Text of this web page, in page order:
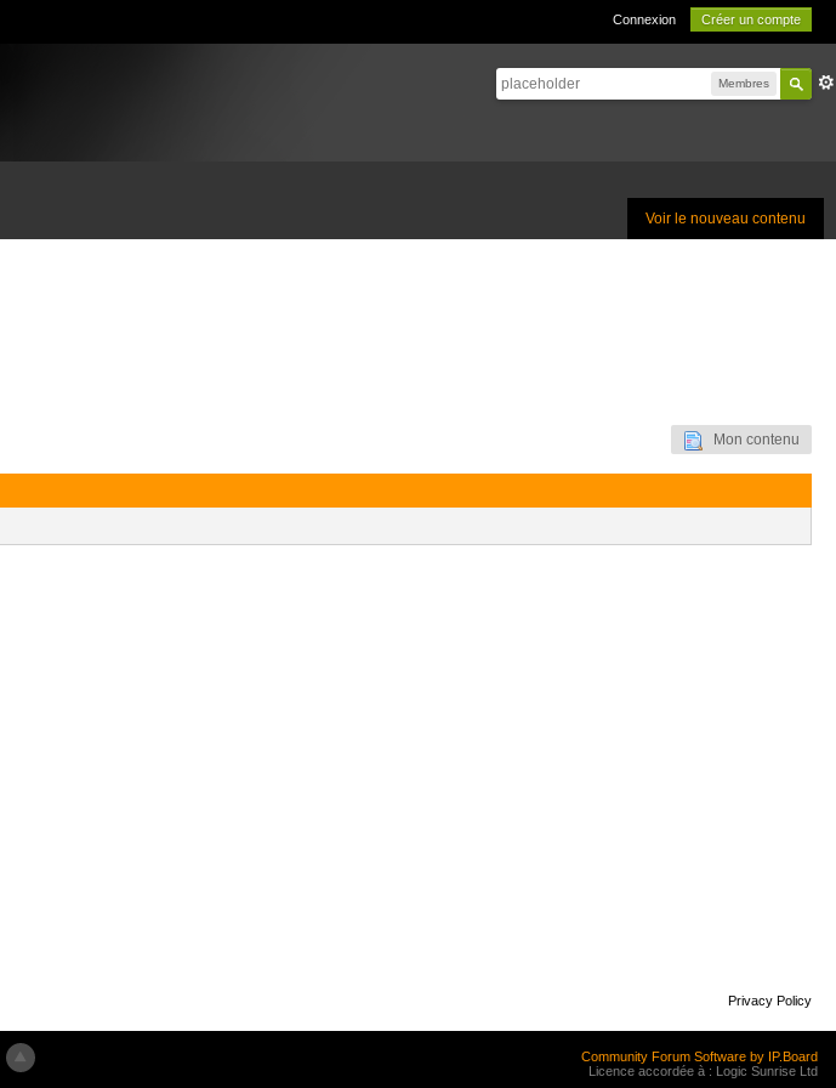
Connexion Créer un compte
Membres
Voir le nouveau contenu
Mon contenu
Privacy Policy
Community Forum Software by IP.Board
Licence accordée à : Logic Sunrise Ltd